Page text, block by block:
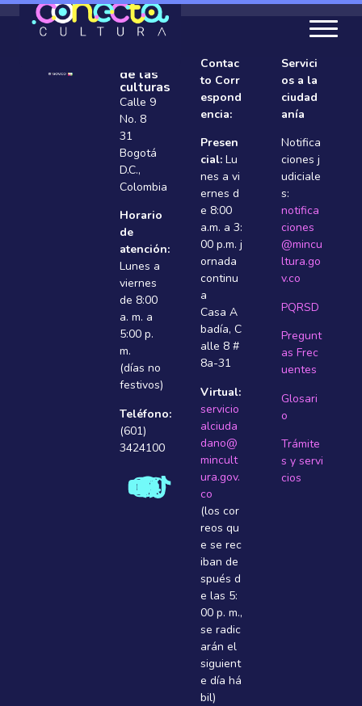
de las
culturas
Calle 9
No. 8
31
Bogotá
D.C.,
Colombia
Horario
de
atención:
Lunes a
viernes
de 8:00
a. m. a
5:00 p.
m.
(días no
festivos)
Teléfono:
(601)
3424100
Contac
to Corr
espond
encia:
Presen
cial: Lu
nes a vi
ernes d
e 8:00
a.m. a 3:
00 p.m. j
ornada
continu
a
Casa A
badí­a, C
alle 8 #
8a-31
Virtual:
servicio
alciuda
dano@
mincult
ura.gov.
co
(los cor
reos qu
e se rec
iban de
spués d
e las 5:
00 p. m.,
se radic
arán el
siguient
e dí­a há
bil)
Servici
os a la
ciudad
anía
Notifica
ciones j
udiciale
s:
notifica
ciones
@mincu
ltura.go
v.co
PQRSD
Pregunt
as Frec
uentes
Glosari
o
Trámite
s y servi
cios